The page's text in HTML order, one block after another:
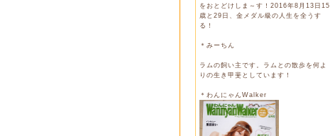
をおとどけしま～す！2016年8月13日15
歳と29日、金メダル級の人生を全うす
る！
＊みーちん
ラムの飼い主です。ラムとの散歩を何よ
りの生き甲斐としています！
＊わんにゃんWalker